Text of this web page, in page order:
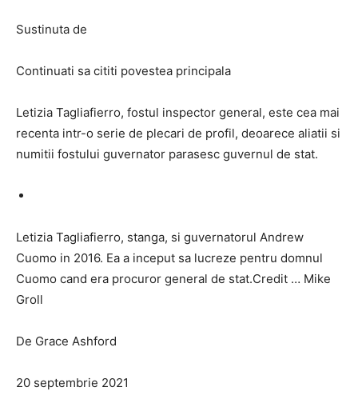
Sustinuta de
Continuati sa cititi povestea principala
Letizia Tagliafierro, fostul inspector general, este cea mai
recenta intr-o serie de plecari de profil, deoarece aliatii si
numitii fostului guvernator parasesc guvernul de stat.
Letizia Tagliafierro, stanga, si guvernatorul Andrew
Cuomo in 2016. Ea a inceput sa lucreze pentru domnul
Cuomo cand era procuror general de stat.Credit … Mike
Groll
De Grace Ashford
20 septembrie 2021